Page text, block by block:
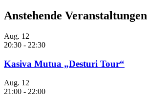
Anstehende Veranstaltungen
Aug. 12
20:30 - 22:30
Kasiva Mutua „Desturi Tour“
Aug. 12
21:00 - 22:00